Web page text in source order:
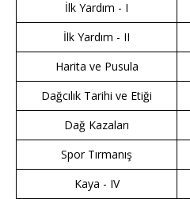
İlk Yardım - I
İlk Yardım - II
Harita ve Pusula
Dağcılık Tarihi ve Etiği
Dağ Kazaları
Spor Tırmanış
Kaya - IV